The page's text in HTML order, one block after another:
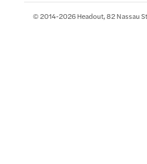
© 2014-2026 Headout, 82 Nassau